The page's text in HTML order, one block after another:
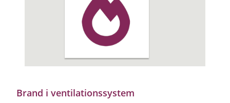
Brand i ventilationssystem